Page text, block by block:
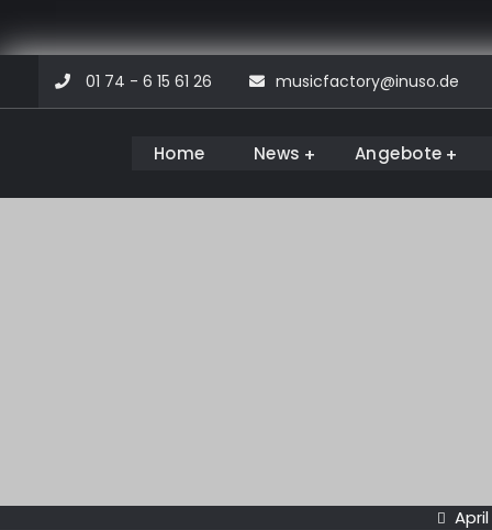
content
01 74 - 6 15 61 26 musicfactory@inuso.de
Musicfactory
Home News Angebote
April